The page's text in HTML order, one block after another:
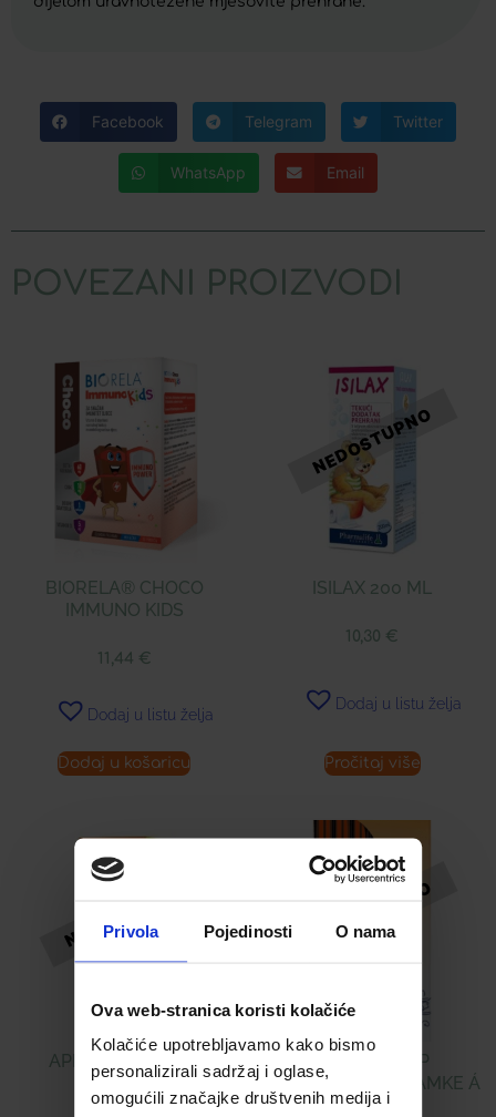
Privola Pojedinosti O nama
Ova web-stranica koristi kolačiće
Kolačiće upotrebljavamo kako bismo
personalizirali sadržaj i oglase,
omogućili značajke društvenih medija i
Facebook Telegram Twitter
WhatsApp Email
POVEZANI PROIZVODI
BIORELA® CHOCO
IMMUNO KIDS
11,44 €
Dodaj u listu želja
Dodaj u košaricu
ISILAX 200 ML
10,30 €
Dodaj u listu želja
Pročitaj više
APPETITO 200 ML
LIZZY VITASIP
MULTIVITAMIN SLAMKE Á
7